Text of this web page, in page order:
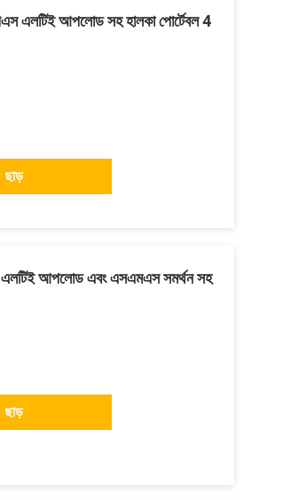
এলটিই আপলোড সহ হালকা পোর্টেবল 4
ছাড়
এলটিই আপলোড এবং এসএমএস সমর্থন সহ
ছাড়